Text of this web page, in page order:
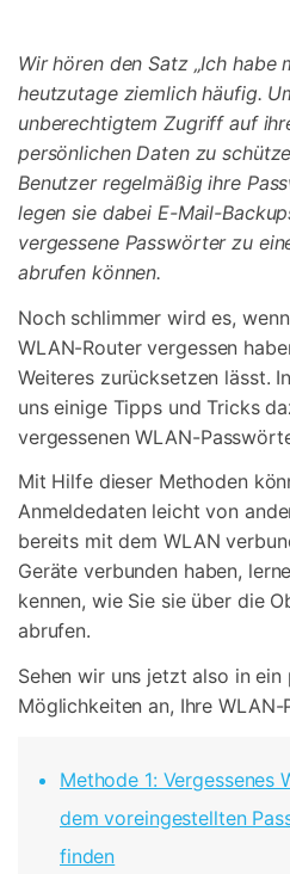
Wir hören den Satz „Ich habe
heutzutage ziemlich häufig.
unberechtigtem Zugriff auf
persönlichen Daten zu
Benutzer regelmäßig ihre
legen sie dabei E-Mail-
vergessene Passwörter zu
abrufen können.
Noch schlimmer wird es,
WLAN-Router vergessen
Weiteres zurücksetzen lässt.
uns einige Tipps und Tricks
vergessenen WLAN-
Mit Hilfe dieser Methoden
Anmeldedaten leicht von
bereits mit dem WLAN
Geräte verbunden haben,
kennen, wie Sie sie über die
abrufen.
Sehen wir uns jetzt also in
Möglichkeiten an, Ihre
Methode 1: Vergessenes
dem voreingestellten
finden